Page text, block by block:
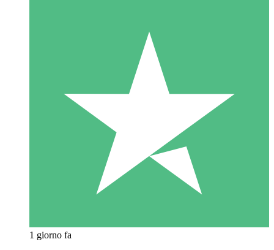
1 giorno fa